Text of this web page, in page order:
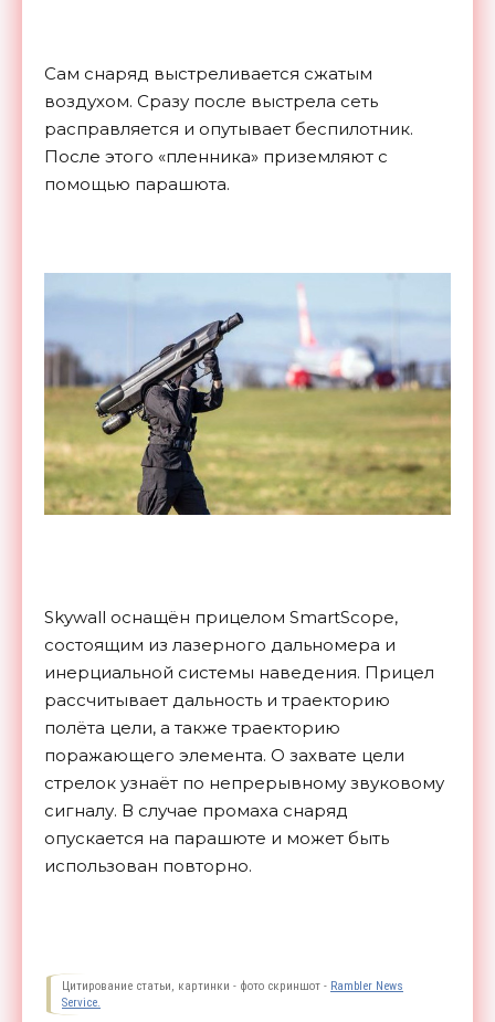
Сам снаряд выстреливается сжатым
воздухом. Сразу после выстрела сеть
расправляется и опутывает беспилотник.
После этого «пленника» приземляют с
помощью парашюта.
Skywall оснащён прицелом SmartScope,
состоящим из лазерного дальномера и
инерциальной системы наведения. Прицел
рассчитывает дальность и траекторию
полёта цели, а также траекторию
поражающего элемента. О захвате цели
стрелок узнаёт по непрерывному звуковому
сигналу. В случае промаха снаряд
опускается на парашюте и может быть
использован повторно.
Цитирование статьи, картинки - фото скриншот - Rambler News
Service.